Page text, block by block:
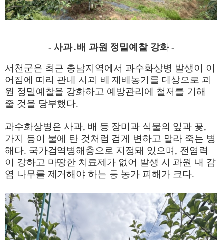
- 사과․배 과원 정밀예찰 강화-
서천군은 최근 충남지역에서 과수화상병 발생이 이
어짐에 따라 관내 사과·배 재배농가를 대상으로 과
원 정밀예찰을 강화하고 예방관리에 철저를 기해
줄 것을 당부했다.
과수화상병은 사과, 배 등 장미과 식물의 잎과 꽃,
가지 등이 불에 탄 것처럼 검게 변하고 말라 죽는 병
해다. 국가검역병해충으로 지정돼 있으며 , 전염력
이 강하고 마땅한 치료제가 없어 발생 시 과원 내 감
염 나무를 제거해야 하는 등 농가 피해가 크다.